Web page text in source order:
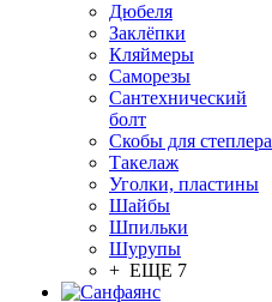
Дюбеля
Заклёпки
Кляймеры
Саморезы
Сантехнический
болт
Скобы для степлера
Такелаж
Уголки, пластины
Шайбы
Шпильки
Шурупы
+ ЕЩЕ 7